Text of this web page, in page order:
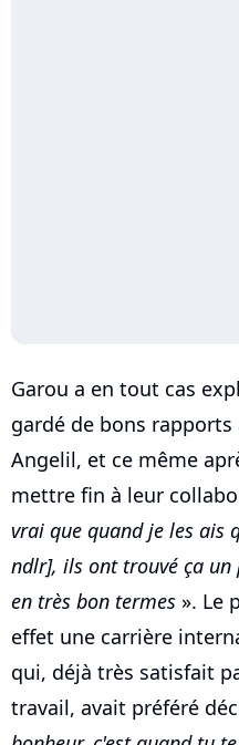
Garou a en tout cas
gardé de bons rapports
Angelil, et ce même
mettre fin à leur
vrai que quand je les ais
ndlr], ils ont trouvé ça un
en très bon termes ». Le
effet une carrière
qui, déjà très satisfait
travail, avait préféré